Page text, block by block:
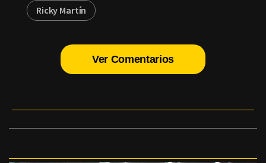
Ricky Martín
Ver Comentarios